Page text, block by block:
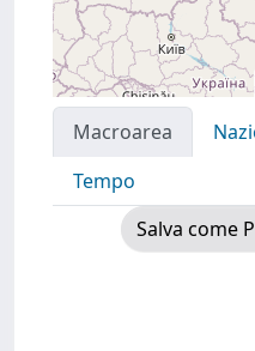
Macroarea
Tempo
Salva come